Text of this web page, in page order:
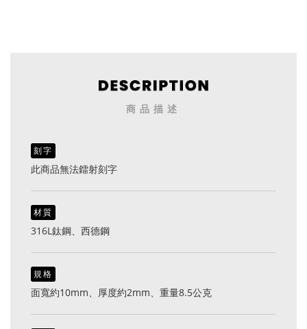
商品描述
刻字
此商品無法鐳射刻字
材質
316L鈦鋼、西德鋼
規格
面寬約10mm、厚度約2mm、重量8.5公克